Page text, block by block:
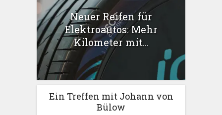
Neuer Reifen für
Elektroautos: Mehr
Kilometer mit...
Ein Treffen mit Johann von
Bülow